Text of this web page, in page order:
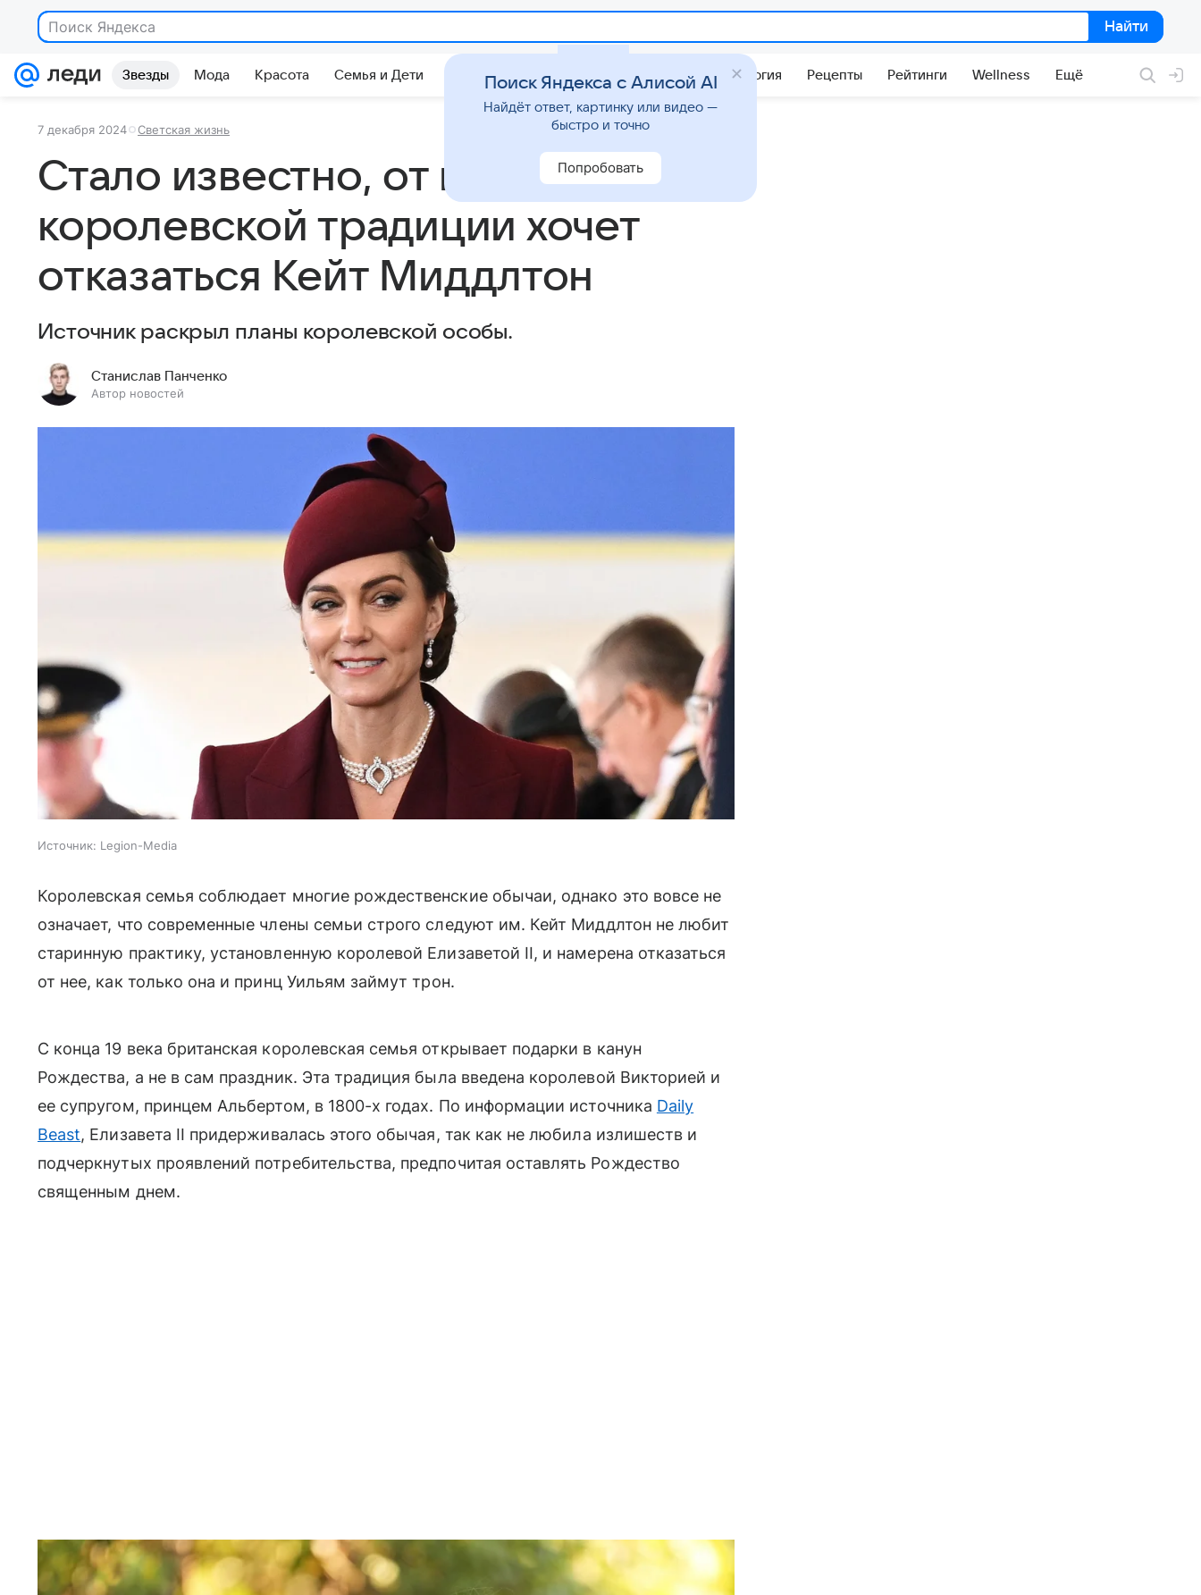
Найти
Найти
Звезды Мода Красота Семья и Дети Гороскопы Стиль жизни Психология Рецепты Рейтинги Wellness Ещё
7 декабря 2024 Светская жизнь
Стало известно, от какой
королевской традиции хочет
отказаться Кейт Миддлтон
Источник раскрыл планы королевской особы.
Станислав Панченко
Автор новостей
Источник: Legion-Media
Королевская семья соблюдает многие рождественские обычаи, однако это вовсе не
означает, что современные члены семьи строго следуют им. Кейт Миддлтон не любит
старинную практику, установленную королевой Елизаветой II, и намерена отказаться
от нее, как только она и принц Уильям займут трон.
С конца 19 века британская королевская семья открывает подарки в канун
Рождества, а не в сам праздник. Эта традиция была введена королевой Викторией и
ее супругом, принцем Альбертом, в 1800-х годах. По информации источника Daily
Beast, Елизавета II придерживалась этого обычая, так как не любила излишеств и
подчеркнутых проявлений потребительства, предпочитая оставлять Рождество
священным днем.
Поиск Яндекса с Алисой AI
Найдёт ответ, картинку или видео —
быстро и точно
Попробовать